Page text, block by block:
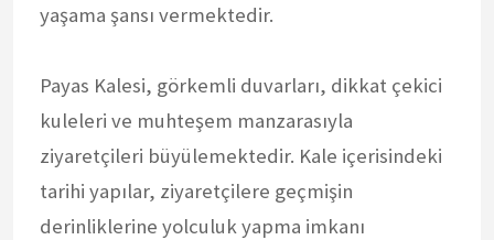
yaşama şansı vermektedir.
Payas Kalesi, görkemli duvarları, dikkat çekici
kuleleri ve muhteşem manzarasıyla
ziyaretçileri büyülemektedir. Kale içerisindeki
tarihi yapılar, ziyaretçilere geçmişin
derinliklerine yolculuk yapma imkanı